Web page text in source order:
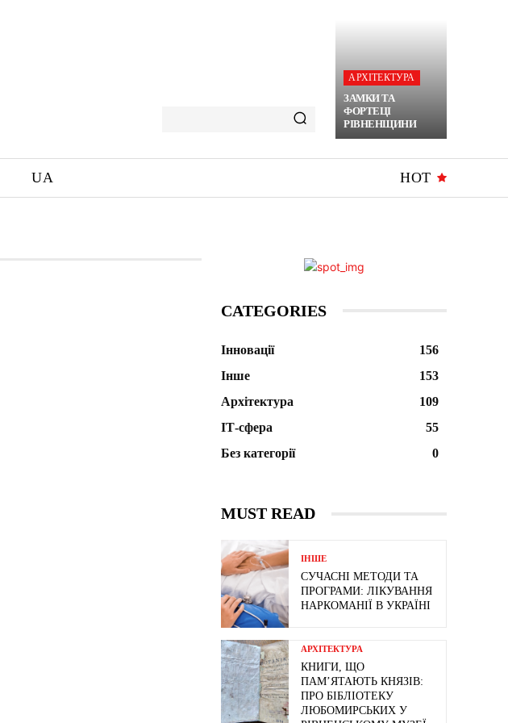
АРХІТЕКТУРА
ЗАМКИ ТА
ФОРТЕЦІ
РІВНЕНЩИНИ
UA HOT
CATEGORIES
Інновації
156
Інше
153
Архітектура
109
ІТ-сфера
55
Без категорії
0
MUST READ
ІНШЕ
СУЧАСНІ МЕТОДИ ТА
ПРОГРАМИ: ЛІКУВАННЯ
НАРКОМАНІЇ В УКРАЇНІ
АРХІТЕКТУРА
КНИГИ, ЩО
ПАМ’ЯТАЮТЬ КНЯЗІВ:
ПРО БІБЛІОТЕКУ
ЛЮБОМИРСЬКИХ У